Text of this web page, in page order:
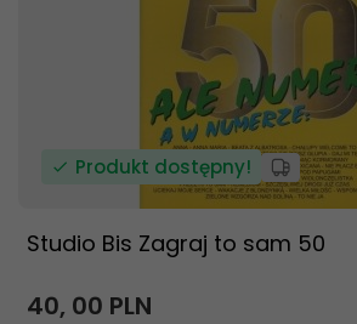
Produkt dostępny!
Studio Bis Zagraj to sam 50
40, 00 PLN